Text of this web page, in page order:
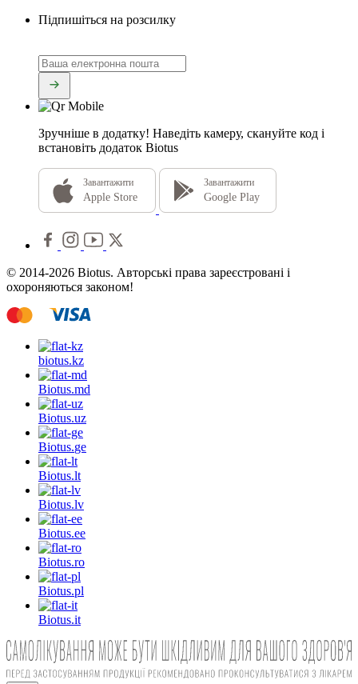
Підпишіться на розсилку
Зручніше в додатку! Наведіть камеру, скануйте код і
встановіть додаток Biotus
Завантажити
Apple Store
Завантажити
Google Play
© 2014-2026 Biotus. Авторські права зареєстровані і
охороняються законом!
biotus.kz
Biotus.md
Biotus.uz
Biotus.ge
Biotus.lt
Biotus.lv
Biotus.ee
Biotus.ro
Biotus.pl
Biotus.it